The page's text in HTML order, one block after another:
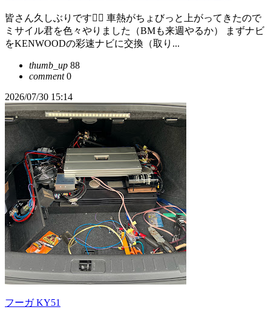
皆さん久しぶりです🙋‍♂️ 車熱がちょびっと上がってきたので
ミサイル君を色々やりました（BMも来週やるか） まずナビ
をKENWOODの彩速ナビに交換（取り...
thumb_up 88
comment0
2026/07/30 15:14
フーガ KY51